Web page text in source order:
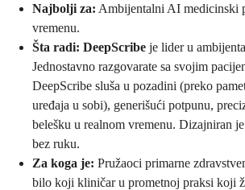
Najbolji za: Ambijentalni AI medicinski
vremenu.
Šta radi: DeepScribe je lider u
Jednostavno razgovarate sa svojim
DeepScribe sluša u pozadini (preko
uređaja u sobi), generišući potpunu,
belešku u realnom vremenu. Dizajniran
bez ruku.
Za koga je: Pružaoci primarne
bilo koji kliničar u prometnoj praksi koji